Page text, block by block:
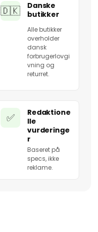
🇩🇰
Danske
butikker
Alle butikker
overholder
dansk
forbrugerlovgi
vning og
returret.
✅
Redaktione
lle
vurderinge
r
Baseret på
specs, ikke
reklame.